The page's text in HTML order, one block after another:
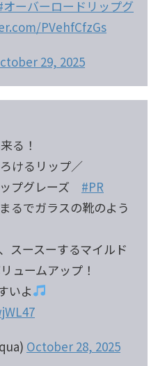
オーバーロードリップグ
PVehfCfzGs
29, 2025
る！
けるリップ／
プグレーズ #PR
るでガラスの靴のよう
スースーするマイルド
ュームアップ！
いよ
October 28, 2025